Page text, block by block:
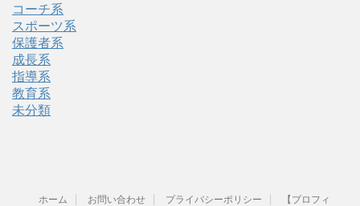
コーチ系
スポーツ系
保護者系
成長系
指導系
教育系
未分類
ホーム お問い合わせ プライバシーポリシー
【プロフィ